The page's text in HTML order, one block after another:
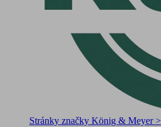
Stránky značky König & Meyer >